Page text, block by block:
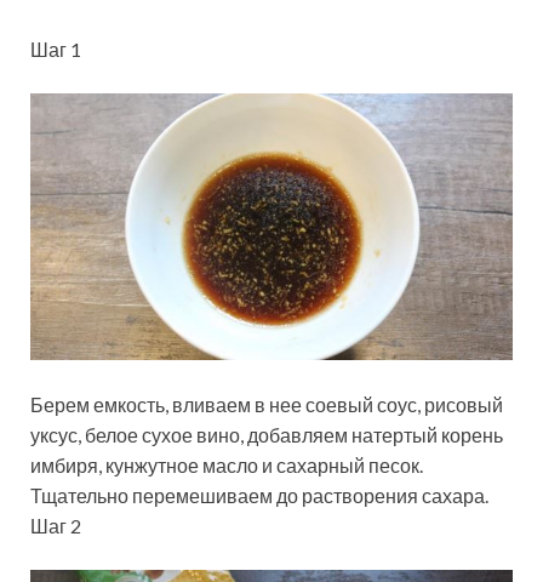
Шаг 1
Берем емкость, вливаем в нее соевый соус, рисовый
уксус, белое сухое вино, добавляем натертый корень
имбиря, кунжутное масло и сахарный песок.
Тщательно перемешиваем до растворения сахара.
Шаг 2